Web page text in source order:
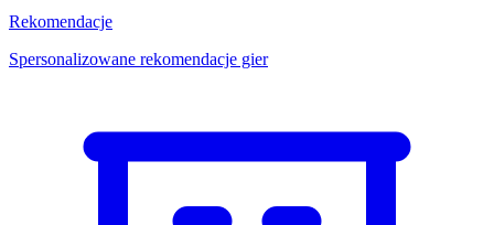
Rekomendacje
Spersonalizowane rekomendacje gier